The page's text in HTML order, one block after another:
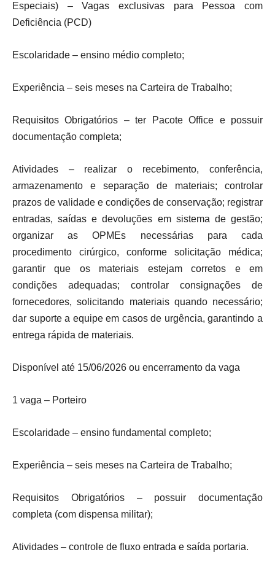
Especiais) – Vagas exclusivas para Pessoa com
Deficiência (PCD)
Escolaridade – ensino médio completo;
Experiência – seis meses na Carteira de Trabalho;
Requisitos Obrigatórios – ter Pacote Office e possuir
documentação completa;
Atividades – realizar o recebimento, conferência,
armazenamento e separação de materiais; controlar
prazos de validade e condições de conservação; registrar
entradas, saídas e devoluções em sistema de gestão;
organizar as OPMEs necessárias para cada
procedimento cirúrgico, conforme solicitação médica;
garantir que os materiais estejam corretos e em
condições adequadas; controlar consignações de
fornecedores, solicitando materiais quando necessário;
dar suporte a equipe em casos de urgência, garantindo a
entrega rápida de materiais.
Disponível até 15/06/2026 ou encerramento da vaga
1 vaga – Porteiro
Escolaridade – ensino fundamental completo;
Experiência – seis meses na Carteira de Trabalho;
Requisitos Obrigatórios – possuir documentação
completa (com dispensa militar);
Atividades – controle de fluxo entrada e saída portaria.